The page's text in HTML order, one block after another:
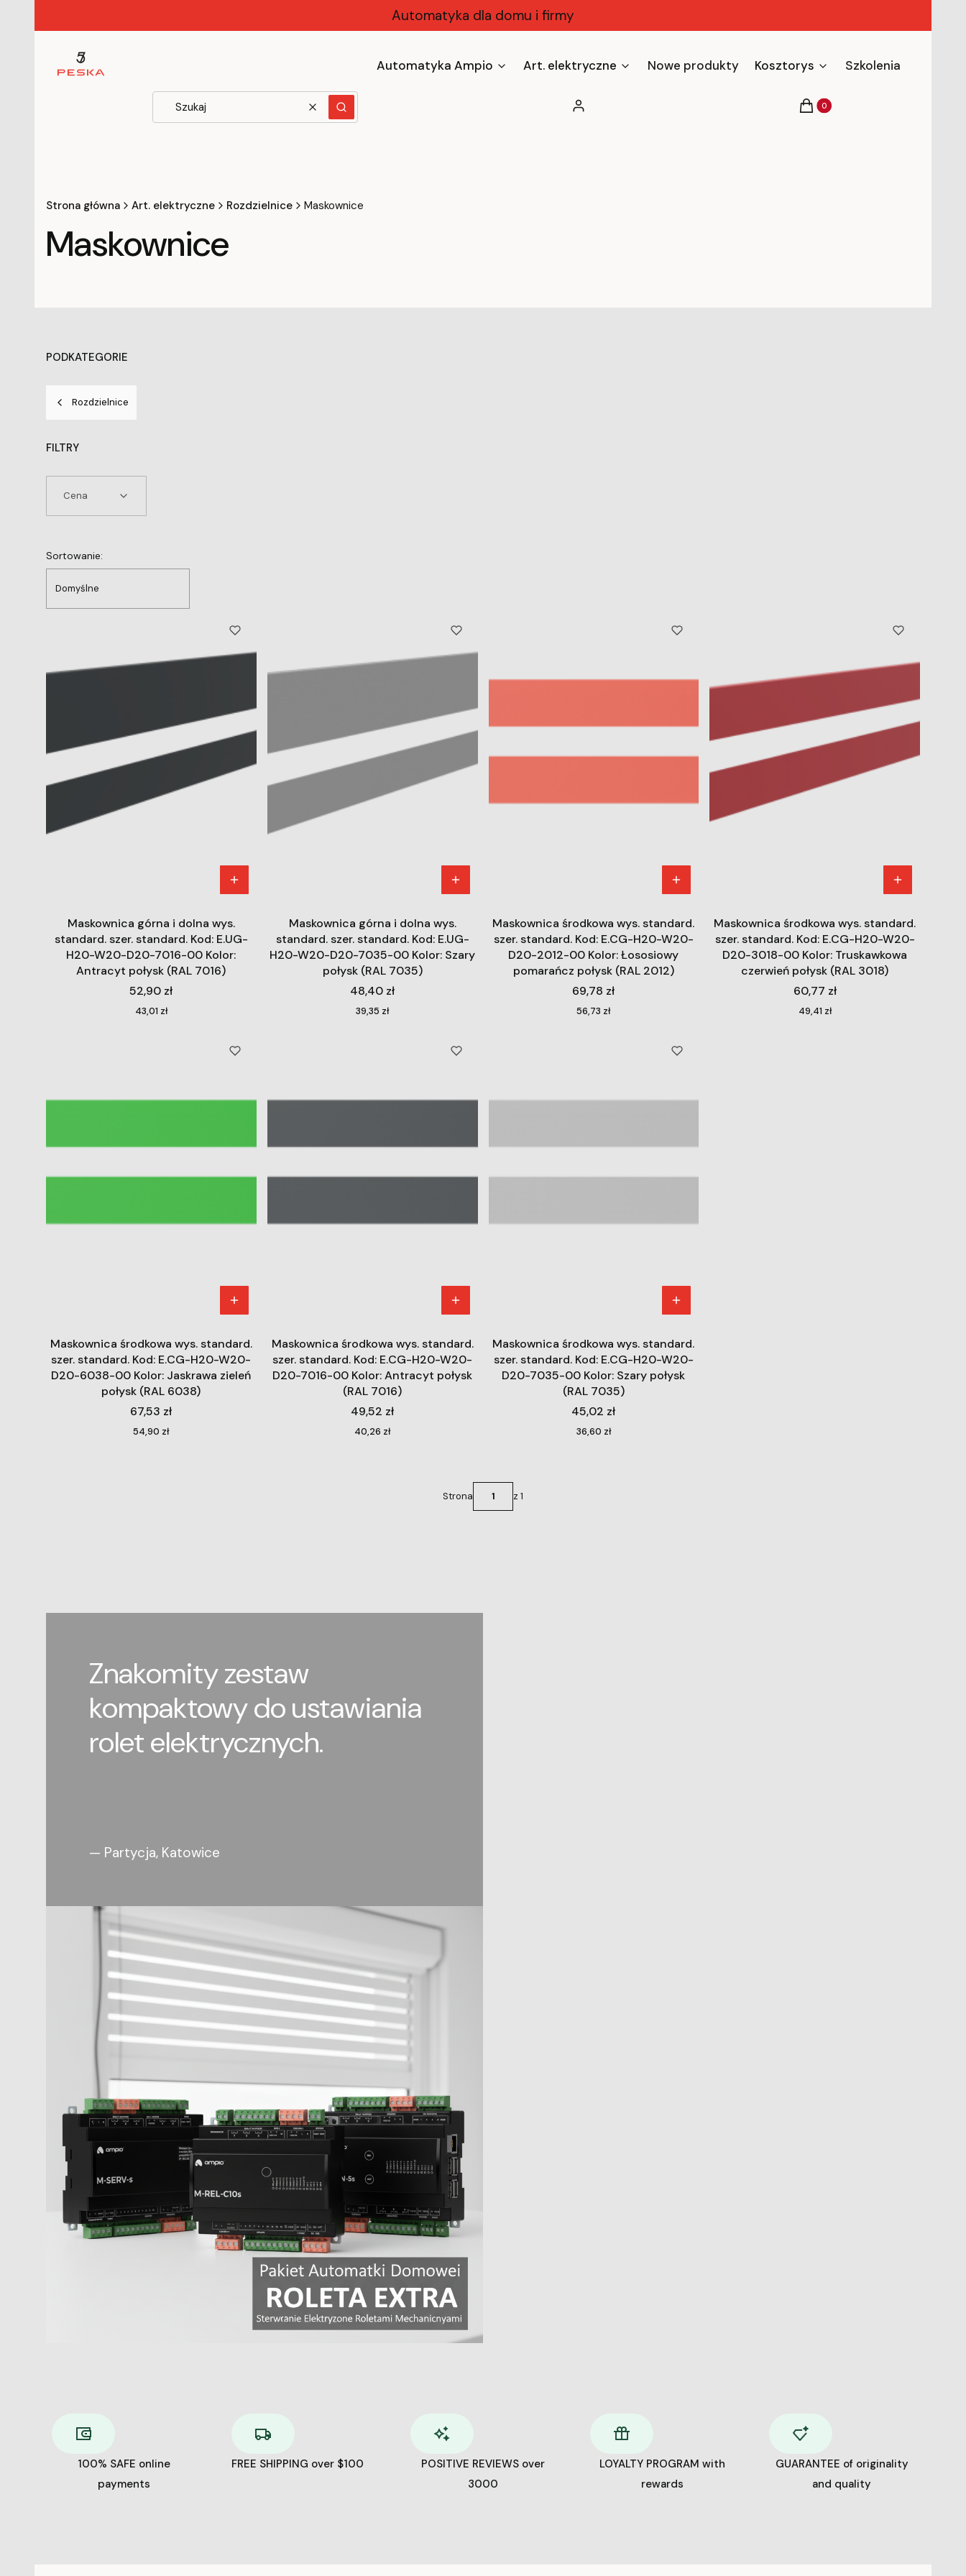
Automatyka dla domu i firmy
Automatyka Ampio Art. elektryczne Nowe produkty Kosztorys Szkolenia
WyczyśćSzukaj
Zaloguj się Produkty w koszyku: 0. Zobacz
Koszyk
Strona główna Art. elektryczne Rozdzielnice Maskownice
Maskownice
PODKATEGORIE
Rozdzielnice
FILTRY
Cena
Lista produktów
Sortowanie:
Domyślne
Maskownica górna i dolna wys.
standard. szer. standard. Kod: E.UG-
H20-W20-D20-7016-00 Kolor:
Antracyt połysk (RAL 7016)
Cena
52,90 zł
Cena
43,01 zł
Maskownica górna i dolna wys.
standard. szer. standard. Kod: E.UG-
H20-W20-D20-7035-00 Kolor: Szary
połysk (RAL 7035)
Cena
48,40 zł
Cena
39,35 zł
Maskownica środkowa wys. standard.
szer. standard. Kod: E.CG-H20-W20-
D20-2012-00 Kolor: Łososiowy
pomarańcz połysk (RAL 2012)
Cena
69,78 zł
Cena
56,73 zł
Maskownica środkowa wys. standard.
szer. standard. Kod: E.CG-H20-W20-
D20-3018-00 Kolor: Truskawkowa
czerwień połysk (RAL 3018)
Cena
60,77 zł
Cena
49,41 zł
Maskownica środkowa wys. standard.
szer. standard. Kod: E.CG-H20-W20-
D20-6038-00 Kolor: Jaskrawa zieleń
połysk (RAL 6038)
Cena
67,53 zł
Cena
54,90 zł
Maskownica środkowa wys. standard.
szer. standard. Kod: E.CG-H20-W20-
D20-7016-00 Kolor: Antracyt połysk
(RAL 7016)
Cena
49,52 zł
Cena
40,26 zł
Maskownica środkowa wys. standard.
szer. standard. Kod: E.CG-H20-W20-
D20-7035-00 Kolor: Szary połysk
(RAL 7035)
Cena
45,02 zł
Cena
36,60 zł
Strona z 1
Znakomity zestaw
kompaktowy do ustawiania
rolet elektrycznych.
— Partycja, Katowice
100% SAFE online
payments
FREE SHIPPING over $100
POSITIVE REVIEWS over
3000
LOYALTY PROGRAM with
rewards
GUARANTEE of originality
and quality